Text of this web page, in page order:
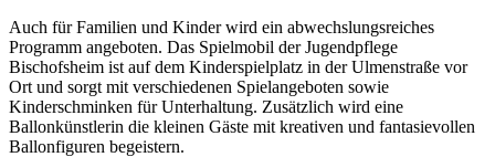
Auch für Familien und Kinder wird ein abwechslungsreiches
Programm angeboten. Das Spielmobil der Jugendpflege
Bischofsheim ist auf dem Kinderspielplatz in der Ulmenstraße vor
Ort und sorgt mit verschiedenen Spielangeboten sowie
Kinderschminken für Unterhaltung. Zusätzlich wird eine
Ballonkünstlerin die kleinen Gäste mit kreativen und fantasievollen
Ballonfiguren begeistern.